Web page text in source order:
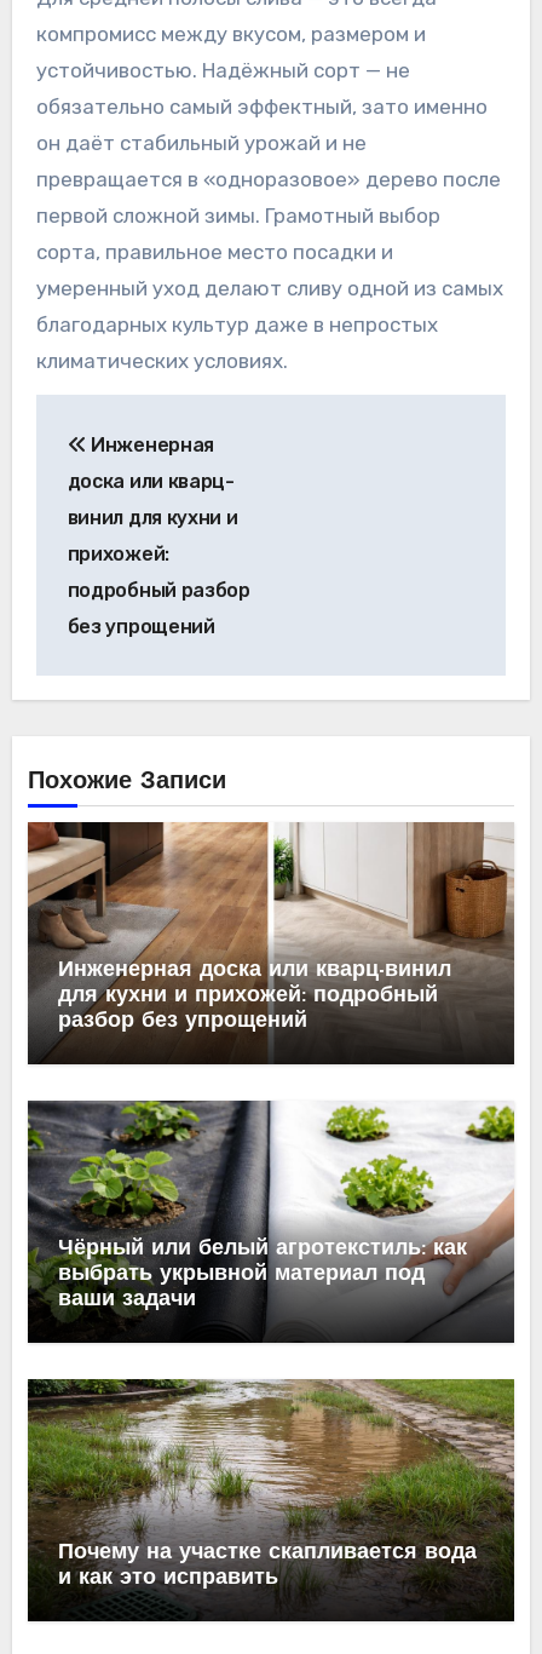
компромисс между вкусом, размером и
устойчивостью. Надёжный сорт — не
обязательно самый эффектный, зато именно
он даёт стабильный урожай и не
превращается в «одноразовое» дерево после
первой сложной зимы. Грамотный выбор
сорта, правильное место посадки и
умеренный уход делают сливу одной из самых
благодарных культур даже в непростых
климатических условиях.
по
записям
Инженерная
доска или кварц-
винил для кухни и
прихожей:
подробный разбор
без упрощений
Похожие Записи
Инженерная доска или кварц-винил
для кухни и прихожей: подробный
разбор без упрощений
Чёрный или белый агротекстиль: как
выбрать укрывной материал под
ваши задачи
Почему на участке скапливается вода
и как это исправить